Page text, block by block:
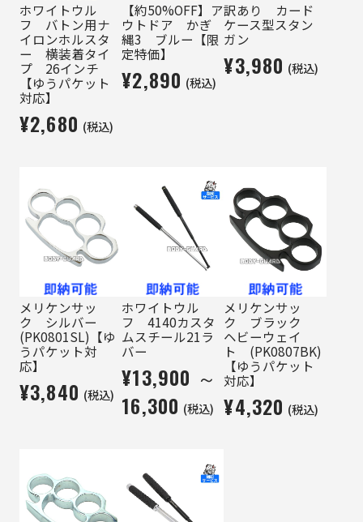
ホワイトウル
フ バトン用ナ
イロンホルスタ
ー 横装着タイ
プ 26インチ
【ゆうパケット
対応】
¥2,680 (税込)
【約50%OFF】ア
ウトドア かぎ
縄3 ブルー【限
定特価】
¥2,890 (税込)
訳あり カード
ケース型スタン
ガン
¥3,980 (税込)
メリケンサッ
ク シルバー
(PK0801SL)【ゆ
うパケット対
応】
¥3,840 (税込)
ホワイトウル
フ 4140カスタ
ムスチール21ラ
バー
¥13,900 ～
16,300 (税込)
メリケンサッ
ク ブラック
ヘビーウェイ
ト (PK0807BK)
【ゆうパケット
対応】
¥4,320 (税込)